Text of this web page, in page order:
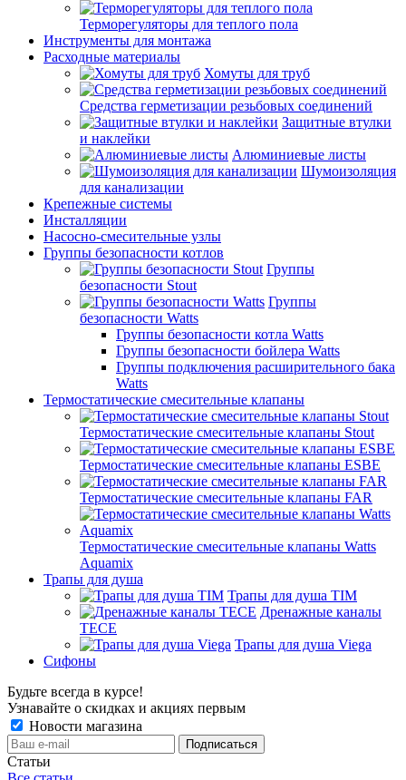
Терморегуляторы для теплого пола
Инструменты для монтажа
Расходные материалы
Хомуты для труб
Средства герметизации резьбовых соединений
Защитные втулки
и наклейки
Алюминиевые листы
Шумоизоляция
для канализации
Крепежные системы
Инсталляции
Насосно-смесительные узлы
Группы безопасности котлов
Группы
безопасности Stout
Группы
безопасности Watts
Группы безопасности котла Watts
Группы безопасности бойлера Watts
Группы подключения расширительного бака
Watts
Термостатические смесительные клапаны
Термостатические смесительные клапаны Stout
Термостатические смесительные клапаны ESBE
Термостатические смесительные клапаны FAR
Термостатические смесительные клапаны Watts
Aquamix
Трапы для душа
Трапы для душа TIM
Дренажные каналы
TECE
Трапы для душа Viega
Сифоны
Будьте всегда в курсе!
Узнавайте о скидках и акциях первым
Новости магазина
Статьи